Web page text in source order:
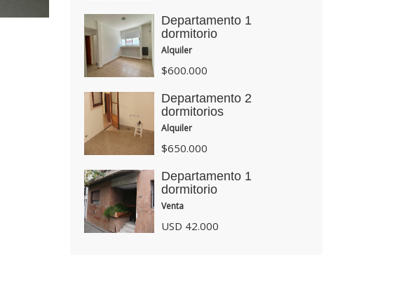
Departamento 1
dormitorio
Alquiler
$600.000
Departamento 2
dormitorios
Alquiler
$650.000
Departamento 1
dormitorio
Venta
USD 42.000